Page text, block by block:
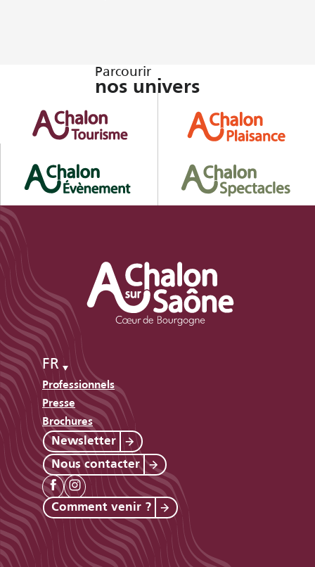
Parcourir
nos univers
FR
Professionnels
Presse
Brochures
Newsletter
Nous contacter
Comment venir ?